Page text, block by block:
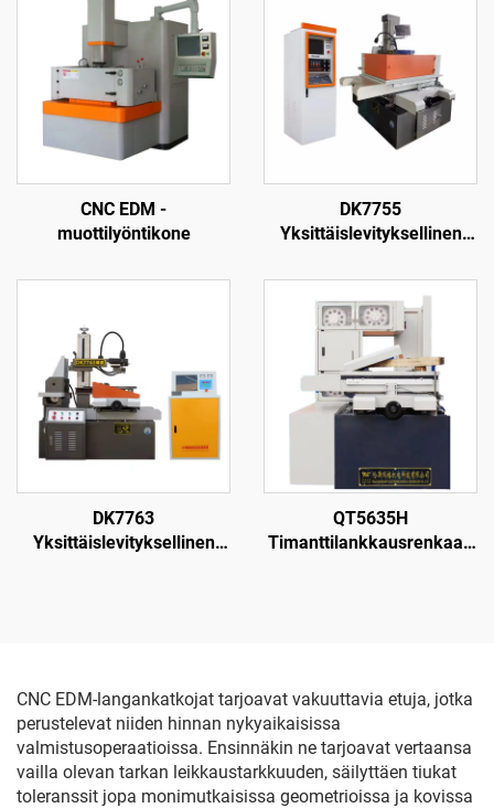
CNC EDM -
muottilyöntikone
DK7755
Yksittäislevityksellinen
DK7763
Yksittäislevityksellinen
QT5635H
Timanttilankkausrenkaan
CNC EDM-langankatkojat tarjoavat vakuuttavia etuja, jotka
perustelevat niiden hinnan nykyaikaisissa
valmistusoperaatioissa. Ensinnäkin ne tarjoavat vertaansa
vailla olevan tarkan leikkaustarkkuuden, säilyttäen tiukat
toleranssit jopa monimutkaisissa geometrioissa ja kovissa